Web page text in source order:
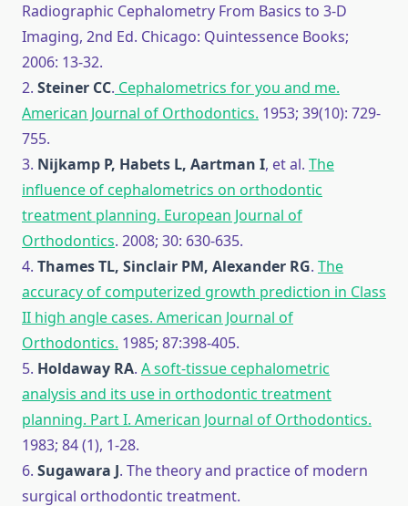
Radiographic Cephalometry From Basics to 3-D
Imaging, 2nd Ed. Chicago: Quintessence Books;
2006: 13-32.
2. Steiner CC. Cephalometrics for you and me.
American Journal of Orthodontics. 1953; 39(10): 729-
755.
3. Nijkamp P, Habets L, Aartman I, et al. The
influence of cephalometrics on orthodontic
treatment planning. European Journal of
Orthodontics. 2008; 30: 630-635.
4. Thames TL, Sinclair PM, Alexander RG. The
accuracy of computerized growth prediction in Class
II high angle cases. American Journal of
Orthodontics. 1985; 87:398-405.
5. Holdaway RA. A soft-tissue cephalometric
analysis and its use in orthodontic treatment
planning. Part I. American Journal of Orthodontics.
1983; 84 (1), 1-28.
6. Sugawara J. The theory and practice of modern
surgical orthodontic treatment.